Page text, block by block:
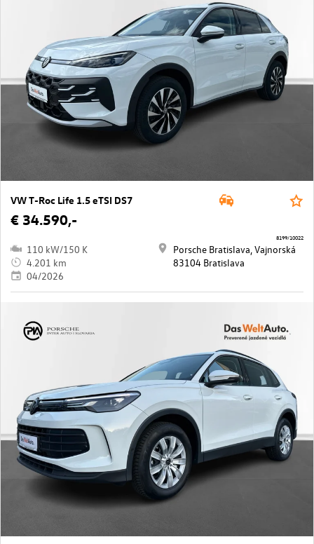
VW T-Roc Life 1.5 eTSI DS7
€ 34.590,-
110 kW/150 K
4.201 km
04/2026
Porsche Bratislava, Vajnorská
83104 Bratislava
8199/10022